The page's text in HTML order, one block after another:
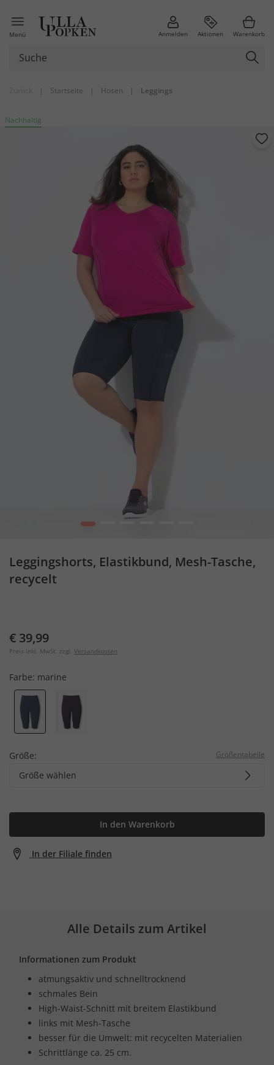
Menü Anmelden Aktionen Warenkorb
| Startseite | Hosen | Leggings
Nachhaltig
1
Leggingshorts, Elastikbund, Mesh-Tasche,
recycelt
€ 39,99
Preis inkl. MwSt. zzgl. Versandkosten
Farbe: marine
Größe: Größentabelle
Größe wählen
In den Warenkorb
In der Filiale finden
Alle Details zum Artikel
Informationen zum Produkt
atmungsaktiv und schnelltrocknend
schmales Bein
High-Waist-Schnitt mit breitem Elastikbund
links mit Mesh-Tasche
besser für die Umwelt: mit recycelten Materialien
Schrittlänge ca. 25 cm.